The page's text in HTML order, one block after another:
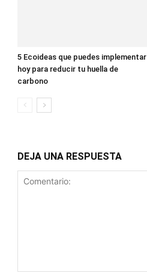
5 Ecoideas que puedes implementar
hoy para reducir tu huella de
carbono
DEJA UNA RESPUESTA